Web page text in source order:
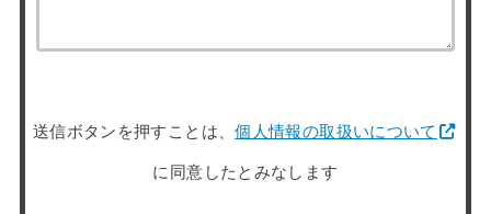
送信ボタンを押すことは、個人情報の取扱いについて
に同意したとみなします